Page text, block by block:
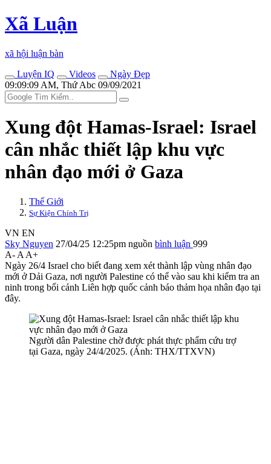
Xã Luận
xã hội luận bàn
Luyện IQ
Videos
Ngày Đẹp
09:09:09 AM, Thứ Abc 09/09/2021
Xung đột Hamas-Israel: Israel
cân nhắc thiết lập khu vực
nhân đạo mới ở Gaza
Thế Giới
Sự Kiện Chính Trị
VN EN
Sky Nguyen 27/04/25 12:25pm nguồn bình luận 999
A- A A+
Ngày 26/4 Israel cho biết đang xem xét thành lập vùng nhân đạo
mới ở Dải Gaza, nơi người Palestine có thể vào sau khi kiểm tra an
ninh trong bối cảnh Liên hợp quốc cảnh báo thảm họa nhân đạo tại
đây.
Người dân Palestine chờ được phát thực phẩm cứu trợ
tại Gaza, ngày 24/4/2025. (Ảnh: THX/TTXVN)